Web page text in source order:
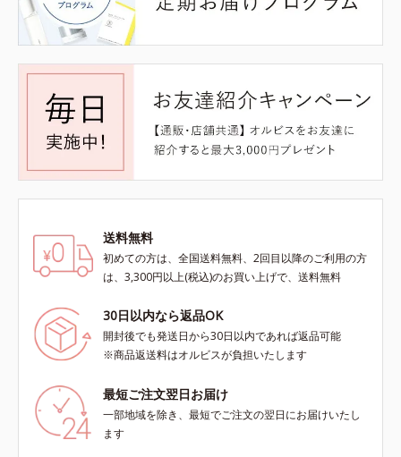
送料無料
初めての方は、全国送料無料、2回目以降のご利用の方
は、3,300円以上(税込)のお買い上げで、送料無料
30日以内なら返品OK
開封後でも発送日から30日以内であれば返品可能
※商品返送料はオルビスが負担いたします
最短ご注文翌日お届け
一部地域を除き、最短でご注文の翌日にお届けいたし
ます